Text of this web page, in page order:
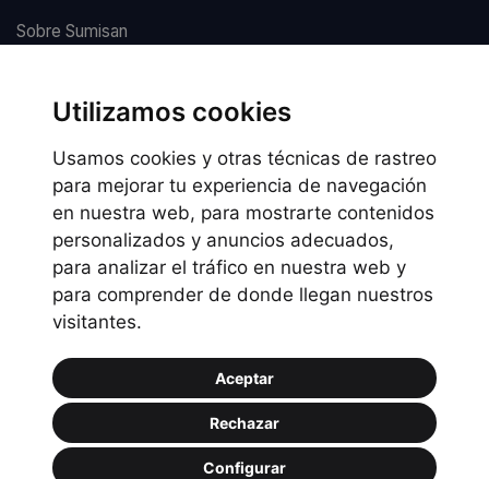
Utilizamos cookies
Usamos cookies y otras técnicas de rastreo
para mejorar tu experiencia de navegación
en nuestra web, para mostrarte contenidos
personalizados y anuncios adecuados,
para analizar el tráfico en nuestra web y
para comprender de donde llegan nuestros
visitantes.
Aceptar
Rechazar
Configurar
Sobre Sumisan
Información legal
Preguntas frecuentes
Política de Cookies
Política de privacidad
Política de uso